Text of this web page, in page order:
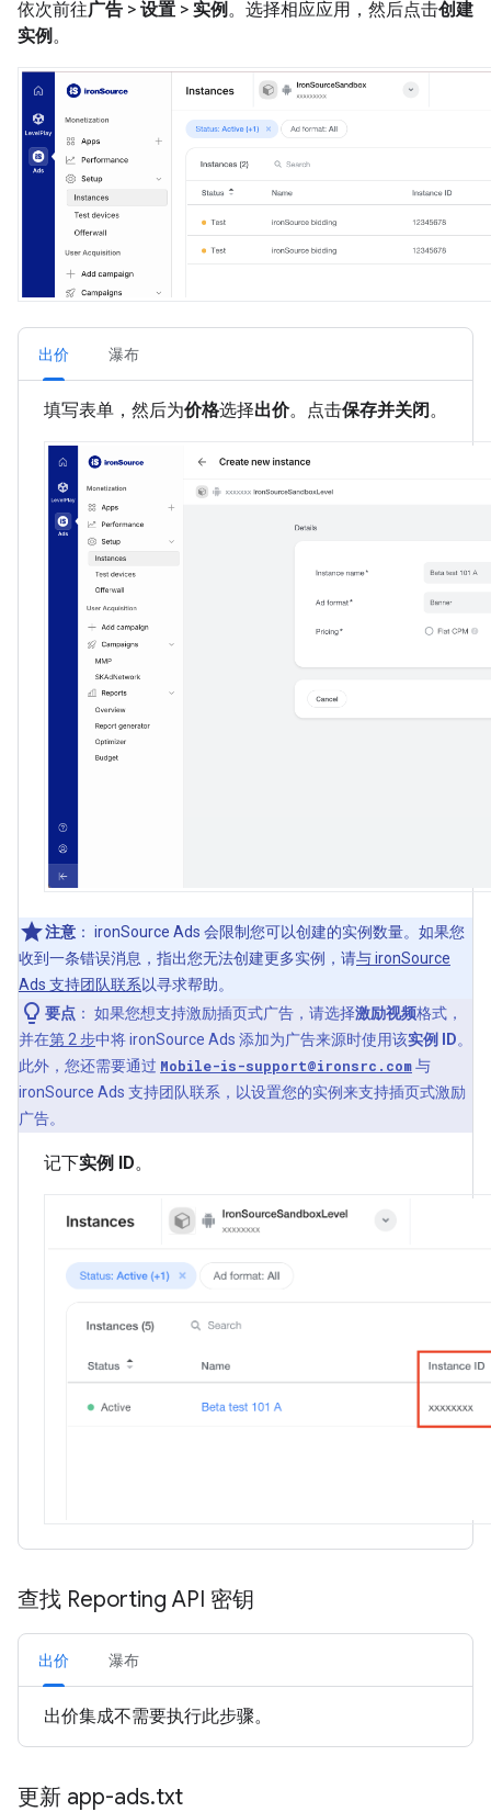
依次前往广告 > 设置 > 实例 。选择相应应用，然后点击创建
实例 。
出价 瀑布
填写表单，然后为价格选择出价。点击保存并关闭。
注意 ： ironSource Ads 会限制您可以创建的实例数量。如果您
收到一条错误消息，指出您无法创建更多实例，请与 ironSource
Ads 支持团队联系以寻求帮助。
要点 ： 如果您想支持激励插页式广告，请选择激励视频格式，
并在第 2 步中将 ironSource Ads 添加为广告来源时使用该实例 ID。
此外，您还需要通过 Mobile-is-support@ironsrc.com与
ironSource Ads 支持团队联系，以设置您的实例来支持插页式激励
广告。
记下实例 ID。
查找 Reporting API 密钥
出价 瀑布
出价集成不需要执行此步骤。
更新 app-ads.txt